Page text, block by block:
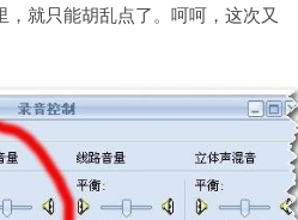
就只能胡乱点了。呵呵，这次又